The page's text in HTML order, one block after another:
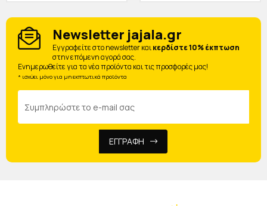
Newsletter jajala.gr
Eγγραφείτε στο newsletter καικερδίστε 10% έκπτωση
στην επόμενη αγορά σας.
Ενημερωθείτε για τα νέα προϊόντα και τις προσφορές μας!
* ισχύει μόνο για μη εκπτωτικά προϊόντα
ΕΓΓΡΑΦΗ